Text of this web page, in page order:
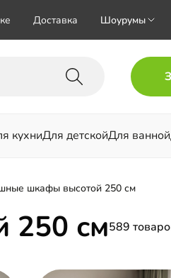
Доставка Шоурумы
кухниДля детскойДля ванной
шкафы высотой 250 см
250 см589